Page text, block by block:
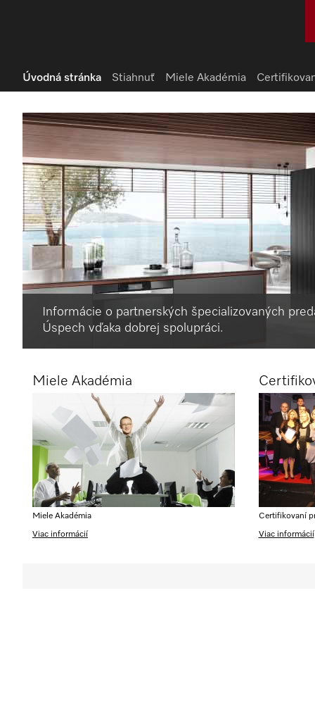
Informácie o partnerských špecializovaných
Úspech vďaka dobrej spolupráci.
Miele Akadémia
Miele Akadémia
Viac informácií
Certifikovaní
Viac informácií
Úvodná stránka Stiahnuť Miele Akadémia